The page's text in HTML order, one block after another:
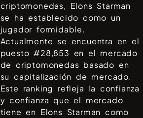
criptomonedas, Elons Starman
se ha establecido como un
jugador formidable.
Actualmente se encuentra en el
puesto #28,853 en el mercado
de criptomonedas basado en
su capitalización de mercado.
Este ranking refleja la confianza
y confianza que el mercado
tiene en Elons Starman como